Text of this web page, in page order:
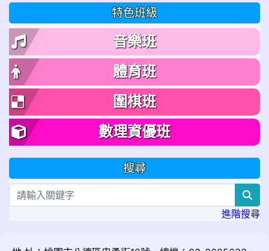
特色班級
音樂班
體育班
圍棋班
數理資優班
搜尋
進階搜尋